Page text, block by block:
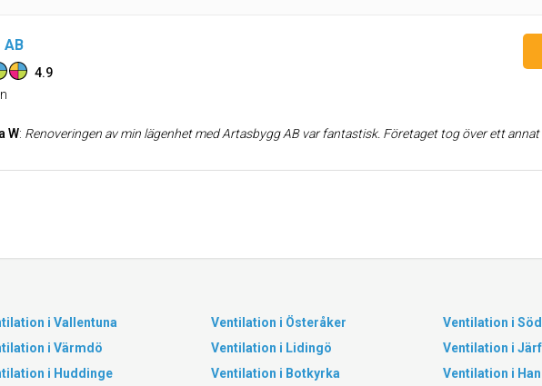
4.9
W: Renoveringen av min lägenhet med Artasbygg AB var fantastisk. Företaget tog över ett annat företags arbete och räddade min lägenhet. Kvaliteten på utförande, kakel, måttbeställda snickerier och hela lägenheten gjordes perfekt. Jag vet inte vad jag skulle göra om det inte vore för Artas. De kopplade till och med in lysdioder i mitt sovrum, och den allmänna renoveringen av
i Vallentuna Ventilation i Österåker
Ventilation i
i Värmdö Ventilation i Lidingö
Ventilation i
i Huddinge Ventilation i Botkyrka
Ventilation i